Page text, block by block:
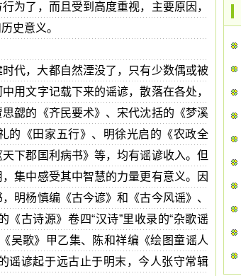
为了，而且受到高度重视，主要原因，
史意义。
代，大都自然湮没了，只有少数偶或被
用文字记载下来的谣谚，散落在各处，
勰的《齐民要术》、宋代沈括的《梦溪
的《田家五行》、明徐光启的《农政全
下郡国利病书》等，均有谣谚收入。但
集中感受其中智慧的力量更有意义。因
明杨慎编《古今谚》和《古今风谣》、
古诗源》卷四“汉诗”里收录的“杂歌谣
吴歌》甲乙集、陈和祥编《绘图童谣人
谣谚起于远古止于明末，今人张守常辑